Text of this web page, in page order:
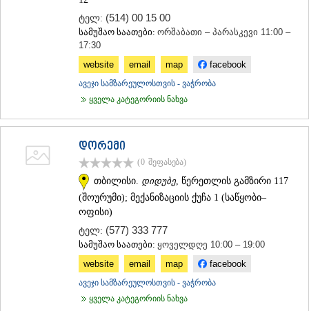
ტელ: (514) 00 15 00
სამუშაო საათები: ორშაბათი – პარასკევი 11:00 –
17:30
website
email map facebook
ავეჯი სამზარეულოსთვის - ვაჭრობა
ყველა კატეგორიის ნახვა
დორემი
(0 შეფასება)
თბილისი. დიდუბე , წერეთლის გამზირი 117
(შოურუმი); მექანიზაციის ქუჩა 1 (საწყობი–
ოფისი)
ტელ: (577) 333 777
სამუშაო საათები: ყოველდღე 10:00 – 19:00
website
email map facebook
ავეჯი სამზარეულოსთვის - ვაჭრობა
ყველა კატეგორიის ნახვა